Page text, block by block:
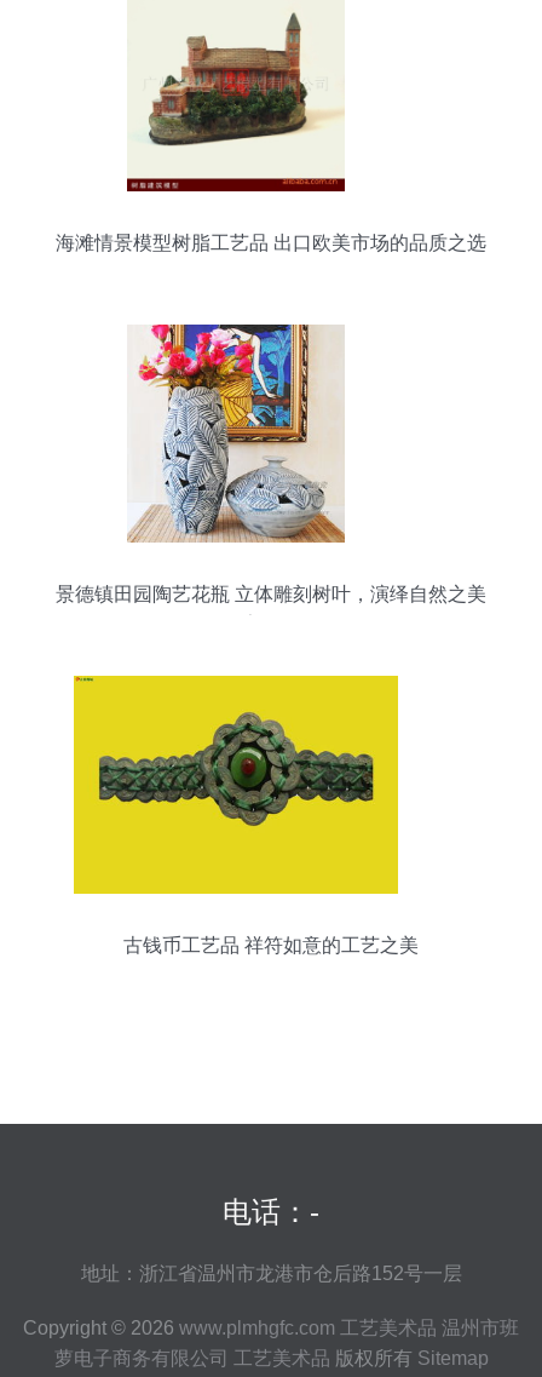
海滩情景模型树脂工艺品 出口欧美市场的品质之选
景德镇田园陶艺花瓶 立体雕刻树叶，演绎自然之美
古钱币工艺品 祥符如意的工艺之美
电话：-
地址：浙江省温州市龙港市仓后路152号一层
Copyright © 2026 www.plmhgfc.com 工艺美术品 温州市班
萝电子商务有限公司 工艺美术品 版权所有 Sitemap